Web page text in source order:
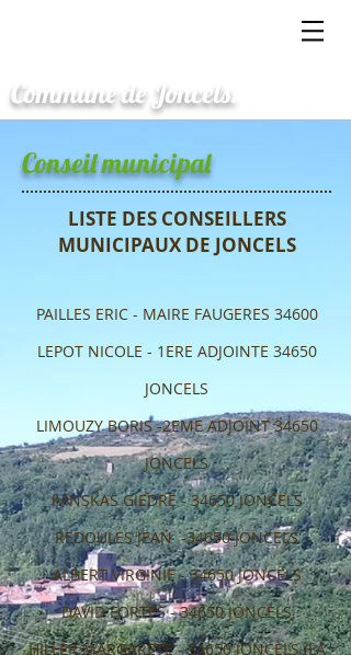
Commune de Joncels.
Conseil municipal
LISTE DES CONSEILLERS
MUNICIPAUX DE JONCELS
PAILLES ERIC - MAIRE FAUGERES 34600
LEPOT NICOLE - 1ERE ADJOINTE 34650
JONCELS
LIMOUZY BORIS -2EME ADJOINT 34650
JONCELS
IVINSKAS GIEDRE - 34650 JONCELS
REDOULES JEAN -34650 JONCELS
ALBERT VIRGINIE - 34650 JONCELS
DAVID FORTES - 34650 JONCELS
HILLER MARGARETE - 34650 JONCELS (LA